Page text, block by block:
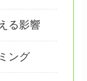
る影響
ング